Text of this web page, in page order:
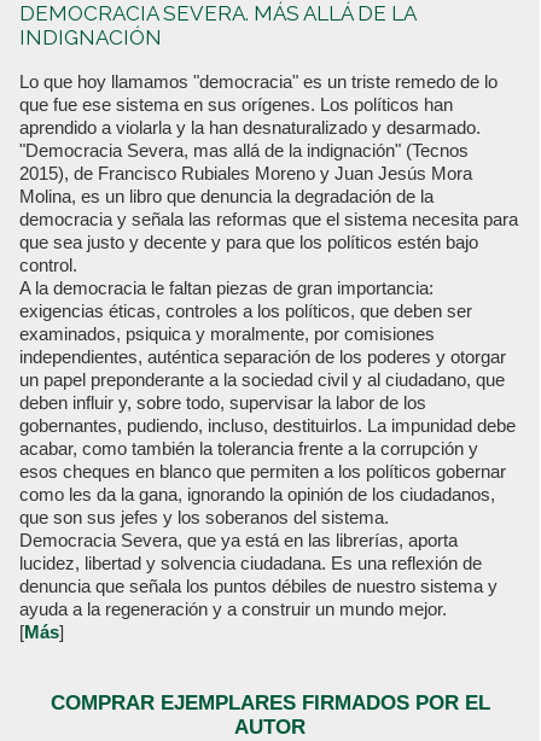
DEMOCRACIA SEVERA. MÁS ALLÁ DE LA
INDIGNACIÓN
Lo que hoy llamamos "democracia" es un triste remedo de lo
que fue ese sistema en sus orígenes. Los políticos han
aprendido a violarla y la han desnaturalizado y desarmado.
"Democracia Severa, mas allá de la indignación" (Tecnos
2015), de Francisco Rubiales Moreno y Juan Jesús Mora
Molina, es un libro que denuncia la degradación de la
democracia y señala las reformas que el sistema necesita para
que sea justo y decente y para que los políticos estén bajo
control.
A la democracia le faltan piezas de gran importancia:
exigencias éticas, controles a los políticos, que deben ser
examinados, psiquica y moralmente, por comisiones
independientes, auténtica separación de los poderes y otorgar
un papel preponderante a la sociedad civil y al ciudadano, que
deben influir y, sobre todo, supervisar la labor de los
gobernantes, pudiendo, incluso, destituirlos. La impunidad debe
acabar, como también la tolerancia frente a la corrupción y
esos cheques en blanco que permiten a los políticos gobernar
como les da la gana, ignorando la opinión de los ciudadanos,
que son sus jefes y los soberanos del sistema.
Democracia Severa, que ya está en las librerías, aporta
lucidez, libertad y solvencia ciudadana. Es una reflexión de
denuncia que señala los puntos débiles de nuestro sistema y
ayuda a la regeneración y a construir un mundo mejor.
[Más]
COMPRAR EJEMPLARES FIRMADOS POR EL
AUTOR